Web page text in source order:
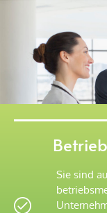
Sie sind